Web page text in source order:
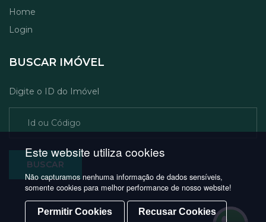
Home
Login
BUSCAR IMÓVEL
Digite o ID do Imóvel
BUSCAR